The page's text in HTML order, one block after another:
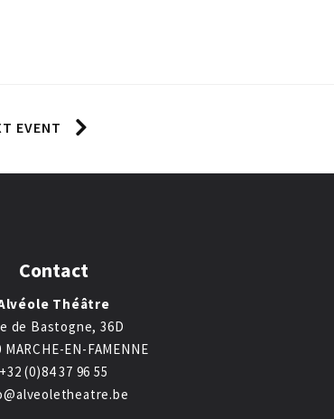
EVENT
Contact
Théâtre
de Bastogne, 36D
MARCHE-EN-FAMENNE
+32 (0)84 37 96 55